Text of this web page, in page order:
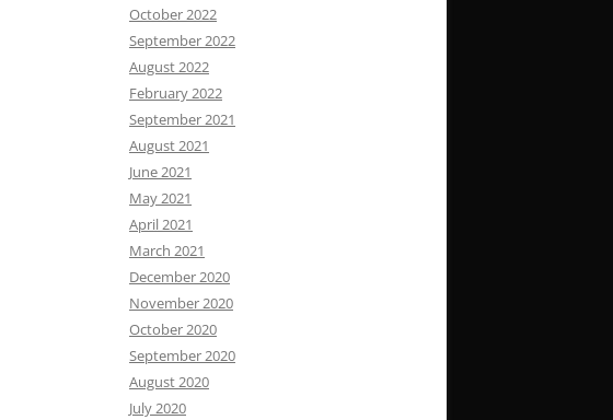
October 2022
September 2022
August 2022
February 2022
September 2021
August 2021
June 2021
May 2021
April 2021
March 2021
December 2020
November 2020
October 2020
September 2020
August 2020
July 2020